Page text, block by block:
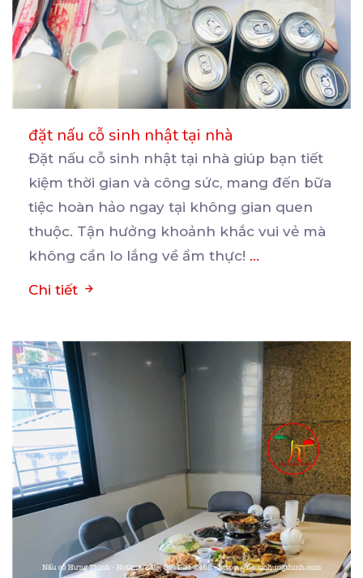
đặt nấu cỗ sinh nhật tại nhà
Đặt nấu cỗ sinh nhật tại nhà giúp bạn tiết
kiệm thời gian và công sức, mang đến bữa
tiệc hoàn hảo ngay tại không gian quen
thuộc. Tận hưởng khoảnh khắc vui vẻ mà
không cần lo lắng về ẩm thực! ...
Chi tiết